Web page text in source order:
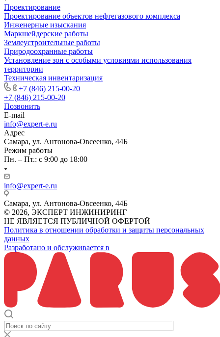
Проектирование
Проектирование объектов нефтегазового комплекса
Инженерные изыскания
Маркшейдерские работы
Землеустроительные работы
Природоохранные работы
Установление зон с особыми условиями использования
территории
Техническая инвентаризация
+7 (846) 215-00-20
+7 (846) 215-00-20
Позвонить
E-mail
info@expert-e.ru
Адрес
Самара, ул. Антонова-Овсеенко, 44Б
Режим работы
Пн. – Пт.: с 9:00 до 18:00
info@expert-e.ru
Самара, ул. Антонова-Овсеенко, 44Б
© 2026, ЭКСПЕРТ ИНЖИНИРИНГ
НЕ ЯВЛЯЕТСЯ ПУБЛИЧНОЙ ОФЕРТОЙ
Политика в отношении обработки и защиты персональных
данных
Разработано и обслуживается в